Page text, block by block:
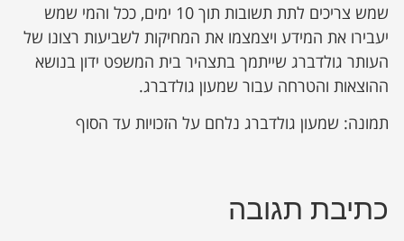
שמש צריכים לתת תשובות תוך 10 ימים, ככל והמי שמש
יעבירו את המידע ויצמצמו את המחיקות לשביעות רצונו של
העותר גולדברג שייתמך בתצהיר בית המשפט ידון בנושא
ההוצאות והטרחה עבור שמעון גולדברג.
תמונה: שמעון גולדברג נלחם על הזכויות עד הסוף
כתיבת תגובה